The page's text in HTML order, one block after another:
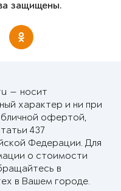
защищены.
— носит
характер и ни при
офертой,
437
Федерации. Для
о стоимости
в
в Вашем городе.